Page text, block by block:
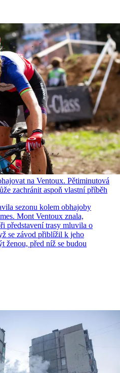
na Ventoux. Pětiminutová
zachránit aspoň vlastní příběh
sezonu kolem obhajoby
Mont Ventoux znala,
představení trasy mluvila o
se závod přiblížil k jeho
ženou, před níž se budou